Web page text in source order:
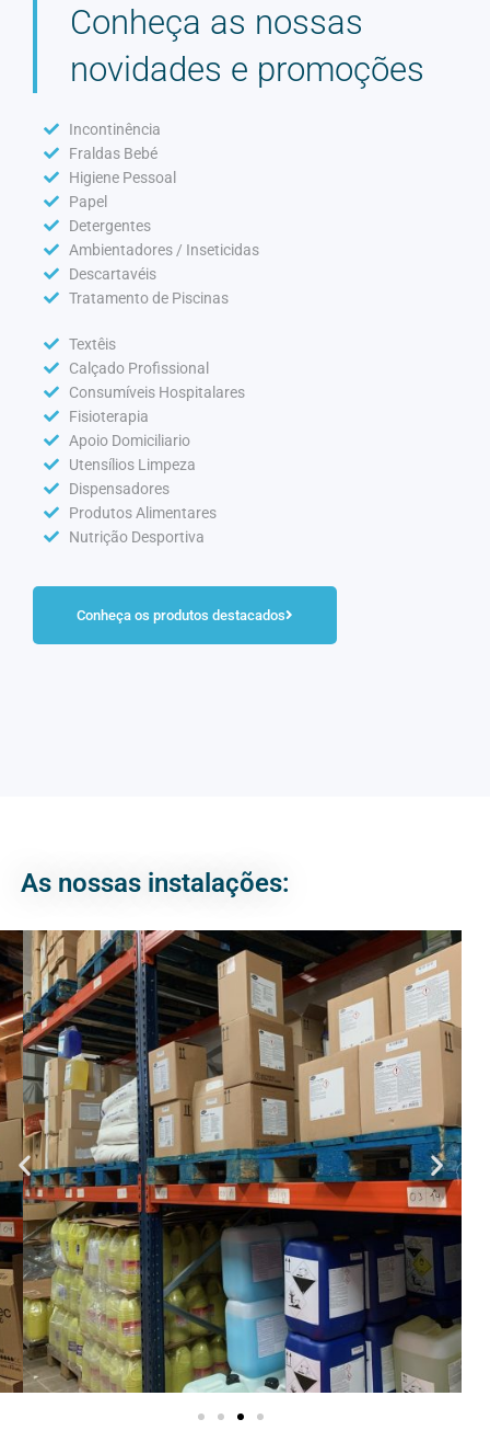
Conheça as nossas
novidades e promoções
Incontinência
Fraldas Bebé
Higiene Pessoal
Papel
Detergentes
Ambientadores / Inseticidas
Descartavéis
Tratamento de Piscinas
Textêis
Calçado Profissional
Consumíveis Hospitalares
Fisioterapia
Apoio Domiciliario
Utensílios Limpeza
Dispensadores
Produtos Alimentares
Nutrição Desportiva
Conheça os produtos destacados
As nossas instalações: